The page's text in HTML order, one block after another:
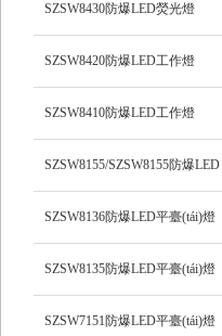
SZSW8430防爆LED熒光燈
SZSW8420防爆LED工作燈
SZSW8410防爆LED工作燈
SZSW8155/SZSW8155防爆LED
平臺(tái)燈
SZSW8136防爆LED平臺(tái)燈
SZSW8135防爆LED平臺(tái)燈
SZSW7151防爆LED平臺(tái)燈